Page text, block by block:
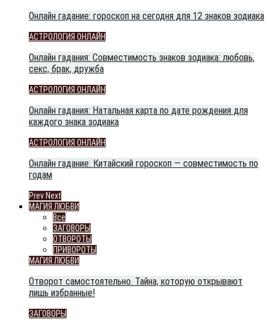
Онлайн гадание: гороскоп на сегодня для 12 знаков зодиака
АСТРОЛОГИЯ ОНЛАЙН
Онлайн гадания: Совместимость знаков зодиака: любовь,
секс, брак, дружба
АСТРОЛОГИЯ ОНЛАЙН
Онлайн гадания: Натальная карта по дате рождения для
каждого знака зодиака
АСТРОЛОГИЯ ОНЛАЙН
Онлайн гадание: Китайский гороскоп — совместимость по
годам
Prev Next
МАГИЯ ЛЮБВИ
Все
ЗАГОВОРЫ
ОТВОРОТЫ
ПРИВОРОТЫ
МАГИЯ ЛЮБВИ
Отворот самостоятельно. Тайна, которую открывают
лишь избранные!
ЗАГОВОРЫ